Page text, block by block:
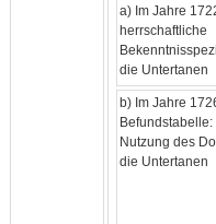
a) Im Jahre
herrschaftliche
die
b) Im Jahre
Befundstabelle:
Nutzung des
die